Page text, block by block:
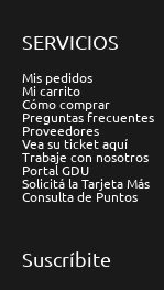
SERVICIOS
Mis pedidos
Mi carrito
Cómo comprar
Preguntas frecuentes
Proveedores
Vea su ticket aquí
Trabaje con nosotros
Portal GDU
Solicitá la Tarjeta Más
Consulta de Puntos
Suscríbite